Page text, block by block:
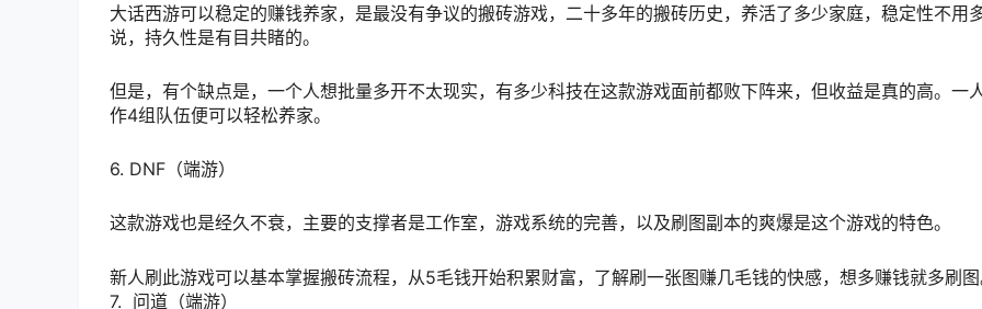
大话西游可以稳定的赚钱养家，是最没有争议的搬砖游戏，二十多年的搬砖历史，养活了多少家庭，稳定性不用
说，持久性是有目共睹的。
但是，有个缺点是，一个人想批量多开不太现实，有多少科技在这款游戏面前都败下阵来，但收益是真的高。一
作4组队伍便可以轻松养家。
6. DNF（端游）
这款游戏也是经久不衰，主要的支撑者是工作室，游戏系统的完善，以及刷图副本的爽爆是这个游戏的特色。
新人刷此游戏可以基本掌握搬砖流程，从5毛钱开始积累财富，了解刷一张图赚几毛钱的快感，想多赚钱就多刷图
7. 问道（端游）